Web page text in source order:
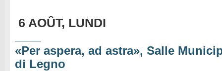
6 AOÛT, LUNDI
«Per aspera, ad astra», Salle
di Legno